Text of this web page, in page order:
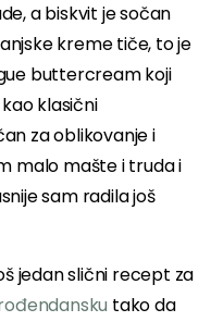
a biskvit je sočan
kreme tiče, to je
buttercream koji
klasični
za oblikovanje i
malo mašte i truda i
sam radila još
jedan slični recept za
tako da